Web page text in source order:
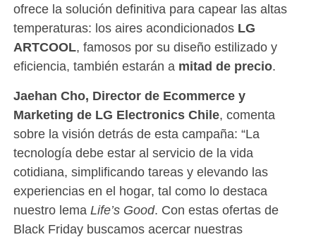
ofrece la solución definitiva para capear las altas
temperaturas: los aires acondicionados LG
ARTCOOL, famosos por su diseño estilizado y
eficiencia, también estarán a mitad de precio.
Jaehan Cho, Director de Ecommerce y
Marketing de LG Electronics Chile, comenta
sobre la visión detrás de esta campaña: “La
tecnología debe estar al servicio de la vida
cotidiana, simplificando tareas y elevando las
experiencias en el hogar, tal como lo destaca
nuestro lema Life’s Good. Con estas ofertas de
Black Friday buscamos acercar nuestras